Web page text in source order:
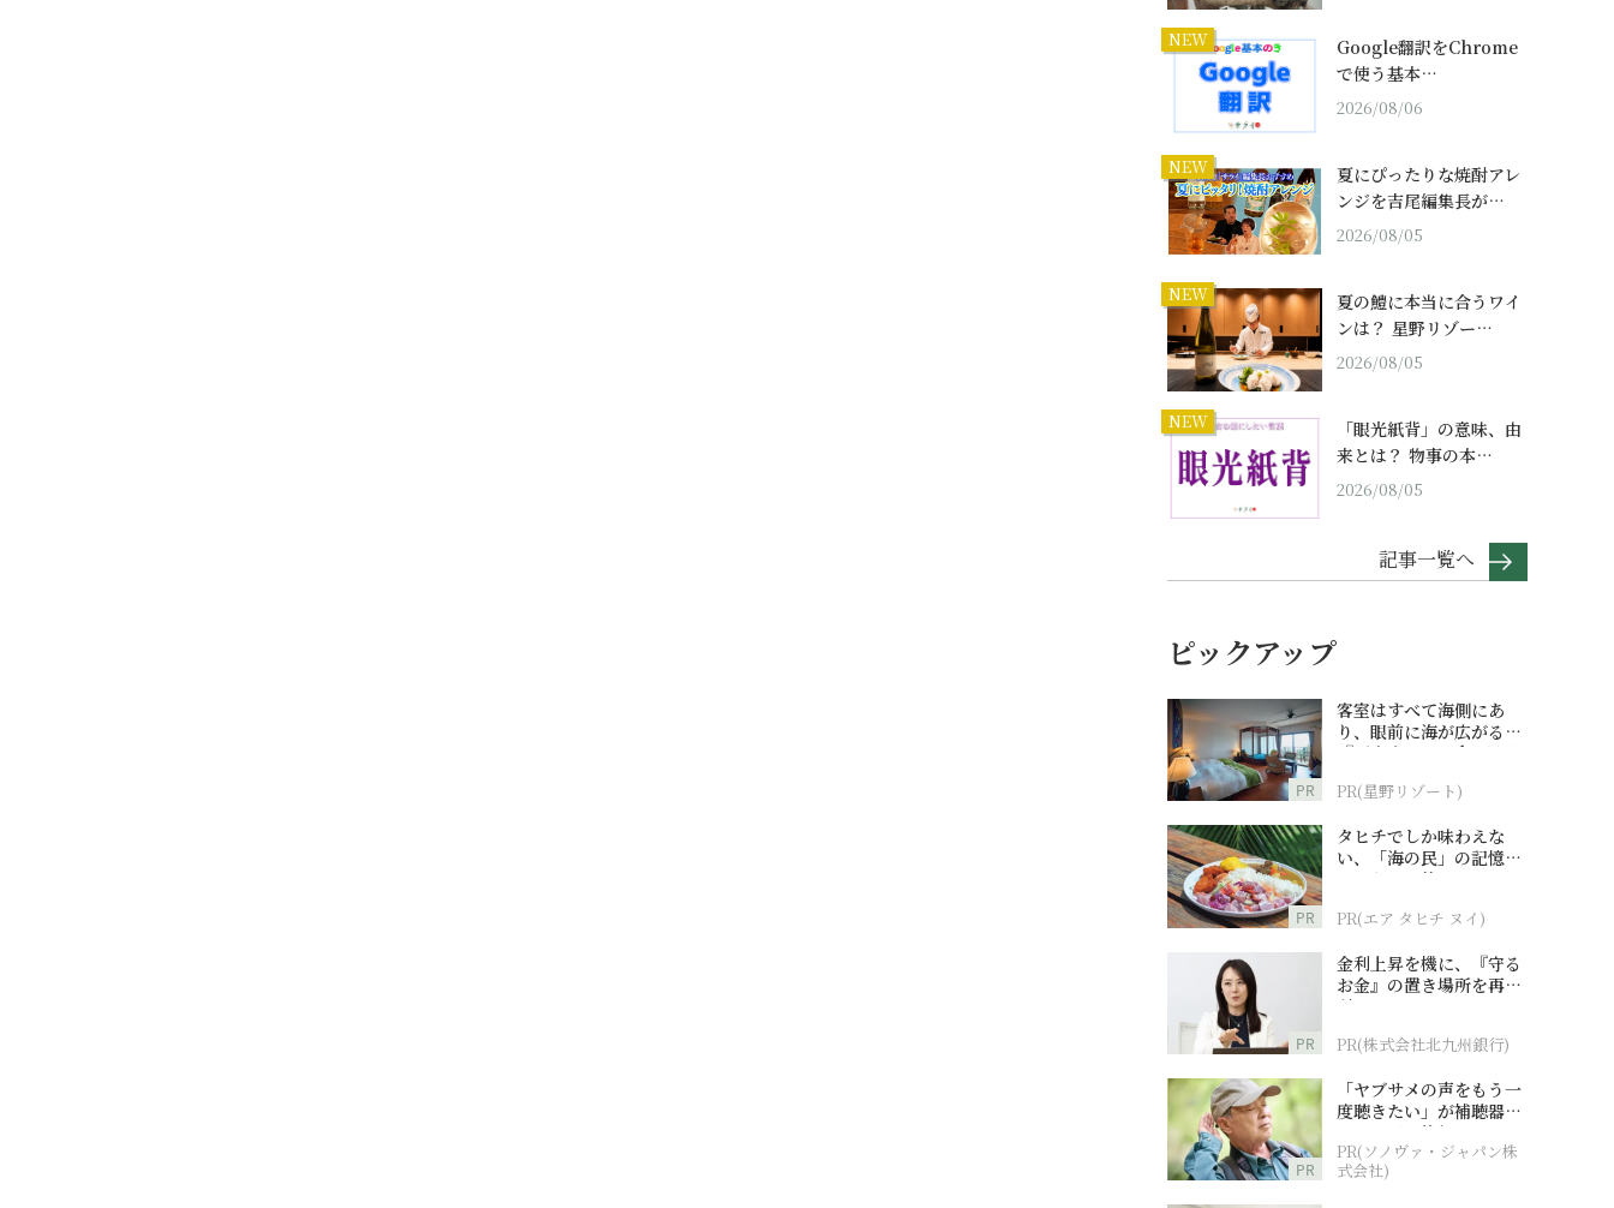
NEW
Google翻訳をChrome
で使う基本…
2026/08/06
NEW
夏にぴったりな焼酎アレ
ンジを吉尾編集長が…
2026/08/05
NEW
夏の鱧に本当に合うワイ
ンは？ 星野リゾー…
2026/08/05
NEW
「眼光紙背」の意味、由
来とは？ 物事の本…
2026/08/05
記事一覧へ
ピックアップ
PR
客室はすべて海側にあ
り、眼前に海が広がる
『西表島ホテル by 星野
PR(星野リゾート)
PR
タヒチでしか味わえな
い、「海の民」の記憶へ
とつながる旅
PR(エア タヒチ ヌイ)
PR
金利上昇を機に、『守る
お金』の置き場所を再検
討
PR(株式会社北九州銀行)
PR
「ヤブサメの声をもう一
度聴きたい」が補聴器チ
ャレンジの後押しに
PR(ソノヴァ・ジャパン株
式会社)